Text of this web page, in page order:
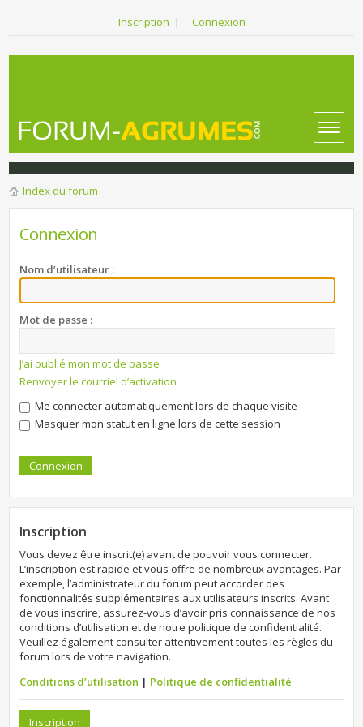
Inscription | Connexion
Index du forum
Connexion
Nom d’utilisateur :
Mot de passe :
J’ai oublié mon mot de passe
Renvoyer le courriel d’activation
Me connecter automatiquement lors de chaque visite
Masquer mon statut en ligne lors de cette session
Inscription
Vous devez être inscrit(e) avant de pouvoir vous connecter.
L’inscription est rapide et vous offre de nombreux avantages. Par
exemple, l’administrateur du forum peut accorder des
fonctionnalités supplémentaires aux utilisateurs inscrits. Avant
de vous inscrire, assurez-vous d’avoir pris connaissance de nos
conditions d’utilisation et de notre politique de confidentialité.
Veuillez également consulter attentivement toutes les règles du
forum lors de votre navigation.
Conditions d’utilisation | Politique de confidentialité
Inscription